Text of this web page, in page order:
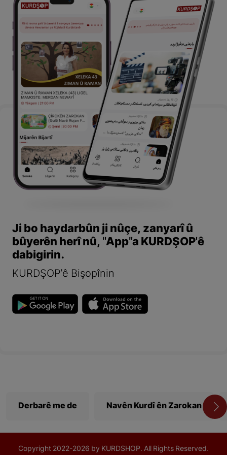
Ji bo haydarbûn ji nûçe, zanyarî û
bûyerên herî nû, "App"a KURDŞOP'ê
dabigirin.
KURDŞOP'ê Bişopînin
Derbarê me de Navên Kurdî ên Zarokan
Copyright 2022-2026 by KURDSHOP. All Rights Reserved.